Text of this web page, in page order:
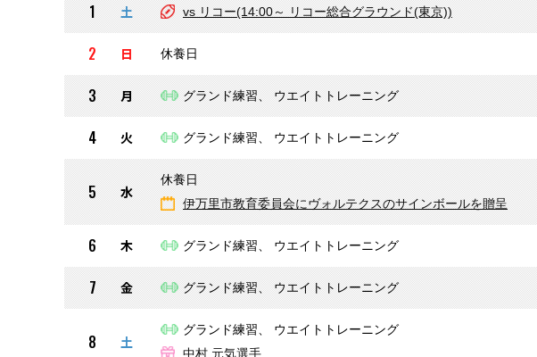
1 土 vs リコー(14:00～ リコー総合グラウンド(東京))
2 日 休養日
3 月 グランド練習、 ウエイトトレーニング
4 火 グランド練習、 ウエイトトレーニング
5 水
休養日
伊万里市教育委員会にヴォルテクスのサインボールを贈呈
6 木 グランド練習、 ウエイトトレーニング
7 金 グランド練習、 ウエイトトレーニング
8 土
グランド練習、 ウエイトトレーニング
中村 元気選手